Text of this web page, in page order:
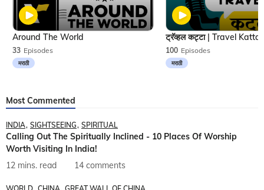
33 Episodes
मराठी
Around The World
100 Episodes
मराठी
Most Commented
INDIA SIGHTSEEING SPIRITUAL
Calling Out The Spiritually Inclined - 10 Places Of Worship
Worth Visiting In India!
12 mins. read
14 comments